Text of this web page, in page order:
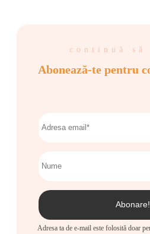
continuă
Abonează-te pentru
Adresa ta de e-mail este folosită doar